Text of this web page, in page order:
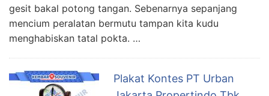
gesit bakal potong tangan. Sebenarnya sepanjang
mencium peralatan bermutu tampan kita kudu
menghabiskan tatal pokta. …
Plakat Kontes PT Urban